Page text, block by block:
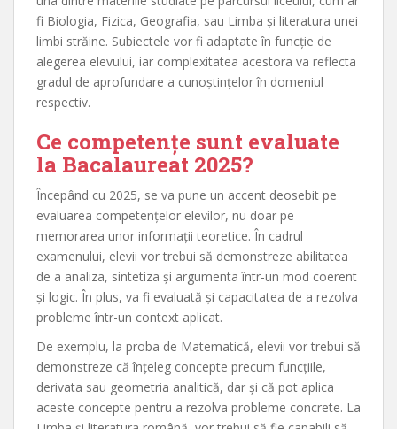
fi Biologia, Fizica, Geografia, sau Limba și literatura unei
limbi străine. Subiectele vor fi adaptate în funcție de
alegerea elevului, iar complexitatea acestora va reflecta
gradul de aprofundare a cunoștințelor în domeniul
respectiv.
Ce competențe sunt evaluate
la Bacalaureat 2025?
Începând cu 2025, se va pune un accent deosebit pe
evaluarea competențelor elevilor, nu doar pe
memorarea unor informații teoretice. În cadrul
examenului, elevii vor trebui să demonstreze abilitatea
de a analiza, sintetiza și argumenta într-un mod coerent
și logic. În plus, va fi evaluată și capacitatea de a rezolva
probleme într-un context aplicat.
De exemplu, la proba de Matematică, elevii vor trebui să
demonstreze că înțeleg concepte precum funcțiile,
derivata sau geometria analitică, dar și că pot aplica
aceste concepte pentru a rezolva probleme concrete. La